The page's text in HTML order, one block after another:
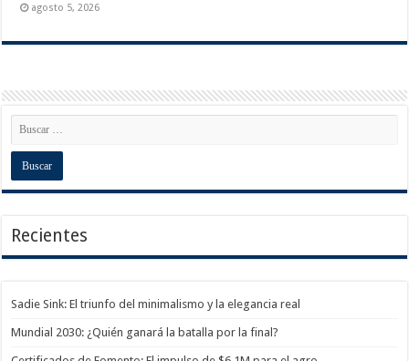
agosto 5, 2026
Recientes
Sadie Sink: El triunfo del minimalismo y la elegancia real
Mundial 2030: ¿Quién ganará la batalla por la final?